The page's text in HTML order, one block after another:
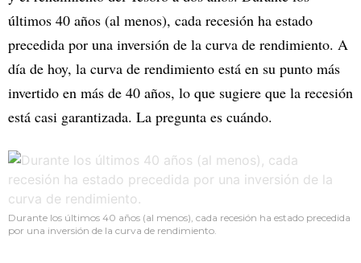
últimos 40 años (al menos), cada recesión ha estado
precedida por una inversión de la curva de rendimiento. A
día de hoy, la curva de rendimiento está en su punto más
invertido en más de 40 años, lo que sugiere que la recesión
está casi garantizada. La pregunta es cuándo.
Durante los últimos 40 años (al menos), cada recesión ha estado precedida
por una inversión de la curva de rendimiento.